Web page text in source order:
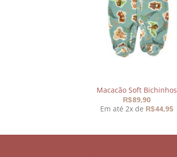
Macacão Soft Bichinhos
R$89,90
Em até 2x de R$44,95